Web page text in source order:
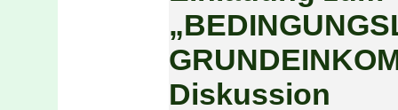
Diskussion